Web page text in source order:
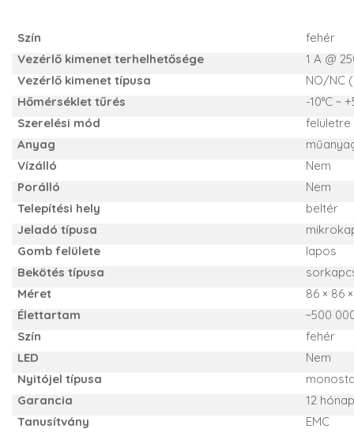
Szín
fehér
Vezérlő kimenet terhelhetősége
1 A @
Vezérlő kimenet típusa
NO/NC
Hőmérséklet tűrés
-10°C ~
Szerelési mód
felületre
Anyag
Vízálló
Nem
Porálló
Nem
Telepítési hely
beltér
Jeladó típusa
Gomb felülete
lapos
Bekötés típusa
Méret
86 × 86
Élettartam
~500
Szín
fehér
LED
Nem
Nyitójel típusa
Garancia
12
Tanusítvány
EMC